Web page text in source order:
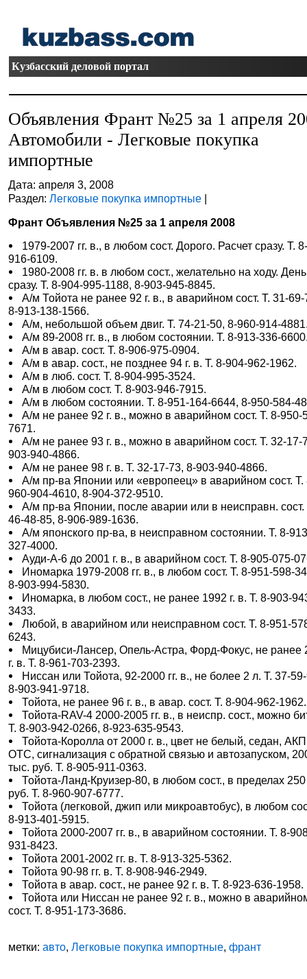
Кузбасский деловой портал
Объявления Франт №25 за 1 апреля
Автомобили - Легковые покупка
импортные
Дата: апреля 3, 2008
Раздел:Легковые покупка импортные |
Франт Объявления №25 за 1 апреля 2008
1979-2007 гг. в., в любом сост. Дорого. Расчет сразу. Т.
916-6109.
1980-2008 гг. в. в любом сост., желательно на ходу.
сразу. Т. 8-904-995-1188, 8-903-945-8845.
А/м Тойота не ранее 92 г. в., в аварийном сост. Т. 31-
8-913-138-1566.
А/м, небольшой объем двиг. Т. 74-21-50, 8-960-914-
А/м 89-2008 гг. в., в любом состоянии. Т. 8-913-336-
А/м в авар. сост. Т. 8-906-975-0904.
А/м в авар. сост., не позднее 94 г. в. Т. 8-904-962-1962.
А/м в люб. сост. Т. 8-904-995-3524.
А/м в любом сост. Т. 8-903-946-7915.
А/м в любом состоянии. Т. 8-951-164-6644, 8-950-584-
А/м не ранее 92 г. в., можно в аварийном сост. Т. 8-950-
7671.
А/м не ранее 93 г. в., можно в аварийном сост. Т. 32-17-
903-940-4866.
А/м не ранее 98 г. в. Т. 32-17-73, 8-903-940-4866.
А/м пр-ва Японии или «европеец» в аварийном сост. Т.
960-904-4610, 8-904-372-9510.
А/м пр-ва Японии, после аварии или в неисправн. сост.
46-48-85, 8-906-989-1636.
А/м японского пр-ва, в неисправном состоянии. Т. 8-
327-4000.
Ауди-А-6 до 2001 г. в., в аварийном сост. Т. 8-905-075-
Иномарка 1979-2008 гг. в., в любом сост. Т. 8-951-598-
8-903-994-5830.
Иномарка, в любом сост., не ранее 1992 г. в. Т. 8-903-
3433.
Любой, в аварийном или неисправном сост. Т. 8-951-
6243.
Мицубиси-Лансер, Опель-Астра, Форд-Фокус, не ранее
г. в. Т. 8-961-703-2393.
Ниссан или Тойота, 92-2000 гг. в., не более 2 л. Т. 37-
8-903-941-9718.
Тойота, не ранее 96 г. в., в авар. сост. Т. 8-904-962-1962.
Тойота-RAV-4 2000-2005 гг. в., в неиспр. сост., можно
Т. 8-903-942-0266, 8-923-635-9543.
Тойота-Королла от 2000 г. в., цвет не белый, седан,
ОТС, сигнализация с обратной связью и автозапуском,
тыс. руб. Т. 8-905-911-0363.
Тойота-Ланд-Круизер-80, в любом сост., в пределах
руб. Т. 8-960-907-6777.
Тойота (легковой, джип или микроавтобус), в любом
8-913-401-5915.
Тойота 2000-2007 гг. в., в аварийном состоянии. Т. 8-
931-8423.
Тойота 2001-2002 гг. в. Т. 8-913-325-5362.
Тойота 90-98 гг. в. Т. 8-908-946-2949.
Тойота в авар. сост., не ранее 92 г. в. Т. 8-923-636-1958.
Тойота или Ниссан не ранее 92 г. в., можно в
сост. Т. 8-951-173-3686.
метки:авто,Легковые покупка импортные,франт